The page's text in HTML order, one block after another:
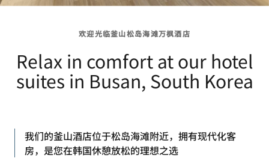
欢迎光临釜山松岛海滩万枫酒店­­
Relax in comfort at our hotel
suites in Busan, South Korea
我们的釜山酒店位于松岛海滩附近，拥有现代化客
房，是您在韩国休憩放松的理想之选